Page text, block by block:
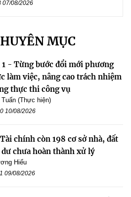
07/08/2026
MỤC
1 - Từng bước đổi mới phương
làm việc, nâng cao trách nhiệm
thực thi công vụ
Tuấn (Thực hiện)
10/08/2026
chính còn 198 cơ sở nhà, đất
chưa hoàn thành xử lý
Hiếu
09/08/2026